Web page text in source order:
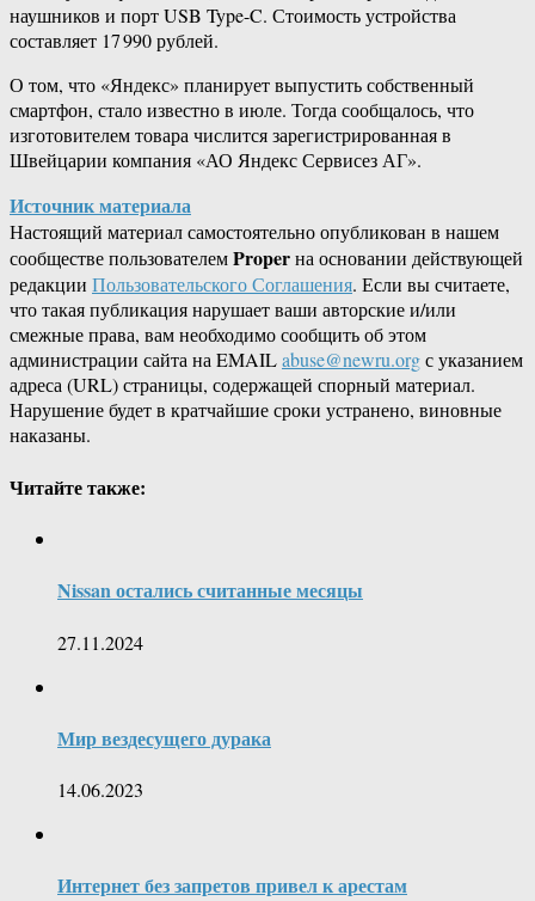
наушников и порт USB Type-C. Стоимость устройства
составляет 17 990 рублей.
О том, что «Яндекс» планирует выпустить собственный
смартфон, стало известно в июле. Тогда сообщалось, что
изготовителем товара числится зарегистрированная в
Швейцарии компания «АО Яндекс Сервисез АГ».
Источник материала
Настоящий материал самостоятельно опубликован в нашем
сообществе пользователемProperна основании действующей
редакции Пользовательского Соглашения. Если вы считаете,
что такая публикация нарушает ваши авторские и/или
смежные права, вам необходимо сообщить об этом
администрации сайта на EMAILabuse@newru.orgс указанием
адреса (URL) страницы, содержащей спорный материал.
Нарушение будет в кратчайшие сроки устранено, виновные
наказаны.
Читайте также:
Nissan остались считанные месяцы
27.11.2024
Мир вездесущего дурака
14.06.2023
Интернет без запретов привел к арестам